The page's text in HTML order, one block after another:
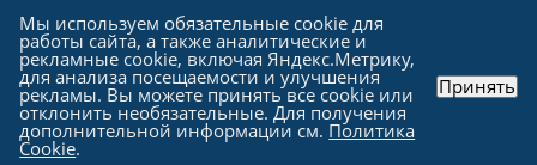
Компьютеры с 16 Гб оперативной памяти
Мы используем обязательные cookie для
работы сайта, а также аналитические и
рекламные cookie, включая Яндекс.Метрику,
для анализа посещаемости и улучшения
рекламы. Вы можете принять все cookie или
отклонить необязательные. Для получения
дополнительной информации см. Политика
Cookie.
Принять